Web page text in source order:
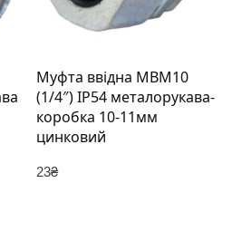
Муфта ввідна MBМ10
(1/4″) IP54 металорукава-
коробка 10-11мм
цинковий
23₴